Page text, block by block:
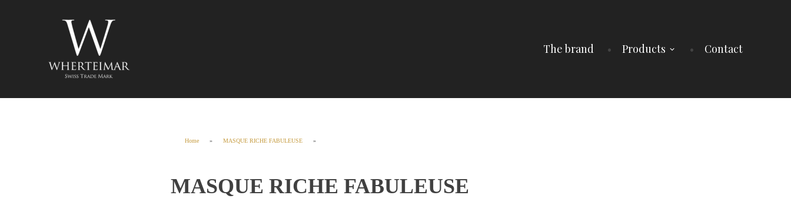
Wherteimar
The brand Products Contact
Home » MASQUE RICHE FABULEUSE »
MASQUE RICHE FABULEUSE